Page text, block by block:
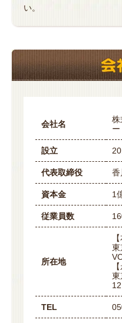
い。
会社名
株
ー
設立
代表取締役 香
資本金 1
従業員数
所在地
東
東
TEL